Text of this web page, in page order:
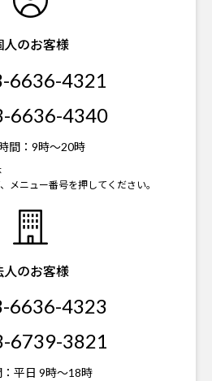
人のお客様
6636-4321
6636-4340
間： 9時～20時
メニュー番号を押してください。
人のお客様
6636-4323
6739-3821
平日 9時～18時